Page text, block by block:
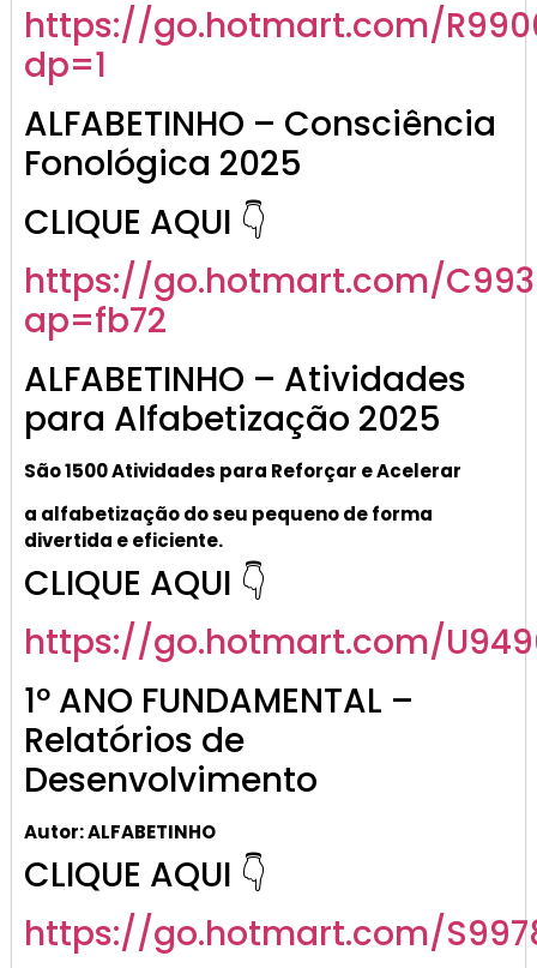
https://go.hotmart.com/
dp=1
ALFABETINHO – Consciência
Fonológica 2025
CLIQUE AQUI 👇
https://go.hotmart.com/
ap=fb72
ALFABETINHO – Atividades
para Alfabetização 2025
São 1500 Atividades para Reforçar e Acelerar
a alfabetizaçãodo seu pequeno de forma
divertida e eficiente.
CLIQUE AQUI 👇
https://go.hotmart.com/
1º ANO FUNDAMENTAL –
Relatórios de
Desenvolvimento
Autor: ALFABETINHO
CLIQUE AQUI 👇
https://go.hotmart.com/